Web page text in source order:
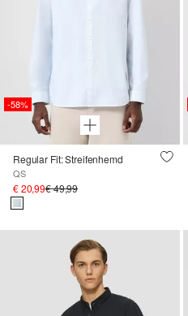
-58%
Regular Fit: Streifenhemd
QS
€ 20,99€ 49,99